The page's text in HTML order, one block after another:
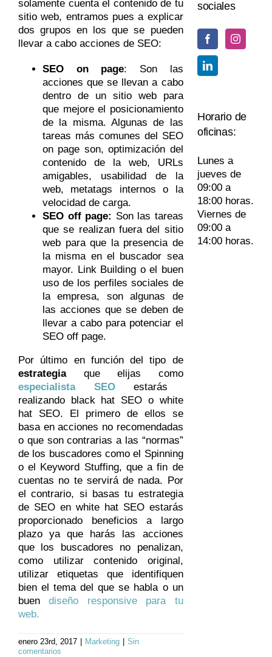
solamente cuenta el contenido de tu
sitio web, entramos pues a explicar
dos grupos en los que se pueden
llevar a cabo acciones de SEO:
SEO on page: Son las
acciones que se llevan a cabo
dentro de un sitio web para
que mejore el posicionamiento
de la misma. Algunas de las
tareas más comunes del SEO
on page son, optimización del
contenido de la web, URLs
amigables, usabilidad de la
web, metatags internos o la
velocidad de carga.
SEO off page: Son las tareas
que se realizan fuera del sitio
web para que la presencia de
la misma en el buscador sea
mayor. Link Building o el buen
uso de los perfiles sociales de
la empresa, son algunas de
las acciones que se deben de
llevar a cabo para potenciar el
SEO off page.
Por último en función del tipo de
estrategiaque elijas como
especialista SEO
estarás
realizando black hat SEO o white
hat SEO. El primero de ellos se
basa en acciones no recomendadas
o que son contrarias a las “normas”
de los buscadores como el Spinning
o el Keyword Stuffing, que a fin de
cuentas no te servirá de nada. Por
el contrario, si basas tu estrategia
de SEO en white hat SEO estarás
proporcionado beneficios a largo
plazo ya que harás las acciones
que los buscadores no penalizan,
como utilizar contenido original,
utilizar etiquetas que identifiquen
bien el tema del que se habla o un
buendiseño responsive para tu
web.
enero 23rd, 2017 Marketing
Sin
comentarios
sociales
Horario de
oficinas:
Lunes a
jueves de
09:00 a
18:00 horas.
Viernes de
09:00 a
14:00 horas.